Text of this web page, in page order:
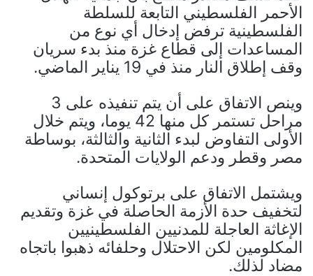
الأحمر الفلسطيني التابعة للسلطة
الفلسطينية ترفض إدخال أي نوع من
المساعدات إلى قطاع غزة منذ بدء سريان
وقف إطلاق النار منذ في 19 يناير الماضي.
وينص الاتفاق على أن يتم تنفيذه على 3
مراحل تستمر كل منها 42 يوما، ويتم خلال
الأولى التفاوض لبدء الثانية والثالثة، بوساطة
مصر وقطر ودعم الولايات المتحدة.
ويشتمل الاتفاق على برتوكول إنساني
لتخفيف حدة الأزمة الحاصلة في غزة وتقديم
الإغاثة العاجلة للمدنيين الفلسطينيين
المكلومين لكن الاحتلال وحلفائه ذهبوا باتجاه
مضاد لذلك.